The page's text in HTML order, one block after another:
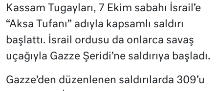
Kassam Tugayları, 7 Ekim sabahı İsrail’e
“Aksa Tufanı” adıyla kapsamlı saldırı
başlattı. İsrail ordusu da onlarca savaş
uçağıyla Gazze Şeridi’ne saldırıya başladı.
Gazze’den düzenlenen saldırılarda 309’u